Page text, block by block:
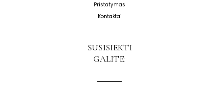
Pristatymas
Kontaktai
SUSISIEKTI
GALITE: